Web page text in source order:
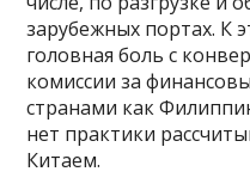
зарубежных портах. К
головная боль с
комиссии за
странами как
нет практики
Китаем.